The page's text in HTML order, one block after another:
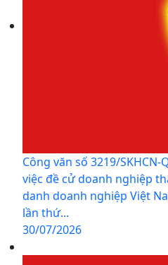
Công văn số 3219/SKHCN-
việc đề cử doanh nghiệp
danh doanh nghiệp Việt
lần thứ...
30/07/2026